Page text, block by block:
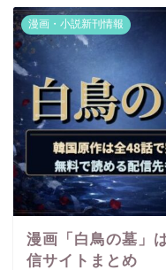
漫画・小説新刊情報
漫画「白鳥の墓」
信サイトまとめ